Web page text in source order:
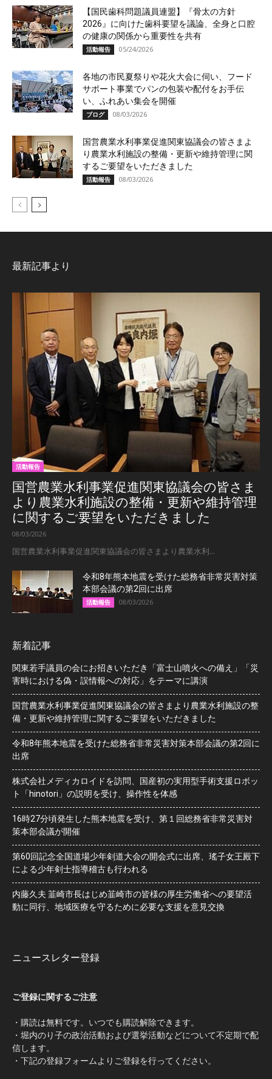
【国民歯科問題議員連盟】『骨太の方針
2026』に向けた歯科要望を議論、全身と口腔
の健康の関係から重要性を共有
活動報告 05/24/2026
各地の市民夏祭りや花火大会に伺い、フード
サポート事業でパンの包装や配付をお手伝
い、ふれあい集会を開催
ブログ 08/03/2026
国営農業水利事業促進関東協議会の皆さまよ
り農業水利施設の整備・更新や維持管理に関
するご要望をいただきました
活動報告 08/03/2026
最新記事より
活動報告
国営農業水利事業促進関東協議会の皆さま
より農業水利施設の整備・更新や維持管理
に関するご要望をいただきました
08/03/2026
国営農業水利事業促進関東協議会の皆さまより農業水利...
令和8年熊本地震を受けた総務省非常災害対策
本部会議の第2回に出席
活動報告 08/03/2026
新着記事
関東若手議員の会にお招きいただき「富士山噴火への備え」「災
害時における偽・誤情報への対応」をテーマに講演
国営農業水利事業促進関東協議会の皆さまより農業水利施設の整
備・更新や維持管理に関するご要望をいただきました
令和8年熊本地震を受けた総務省非常災害対策本部会議の第2回に
出席
株式会社メディカロイドを訪問、国産初の実用型手術支援ロボッ
ト「hinotori」の説明を受け、操作性を体感
16時27分頃発生した熊本地震を受け、第１回総務省非常災害対
策本部会議が開催
第60回記念全国道場少年剣道大会の開会式に出席、瑤子女王殿下
による少年剣士指導稽古も行われる
内藤久夫 韮崎市長はじめ韮崎市の皆様の厚生労働省への要望活
動に同行、地域医療を守るために必要な支援を意見交換
ニュースレター登録
ご登録に関するご注意
・購読は無料です。いつでも購読解除できます。
・堀内のり子の政治活動および選挙活動などについて不定期で配
信します。
・下記の登録フォームよりご登録を行ってください。